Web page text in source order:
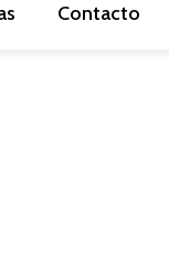
Contacto